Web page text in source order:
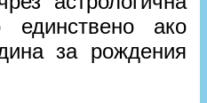
единствено ако
за рождения